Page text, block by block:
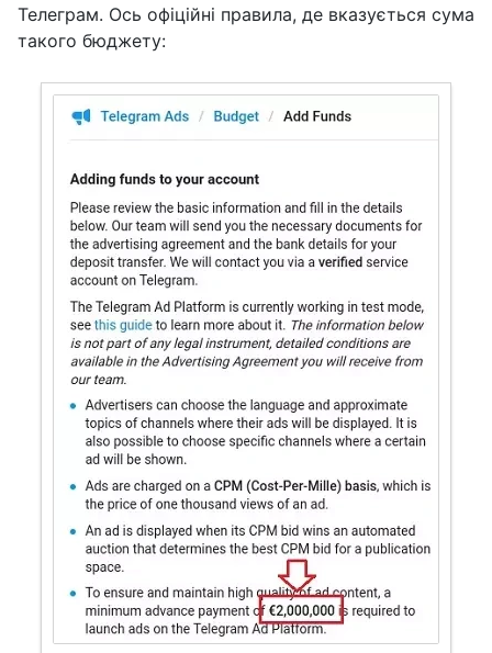
Телеграм. Ось офіційні правила, де вказується сума
такого бюджету: